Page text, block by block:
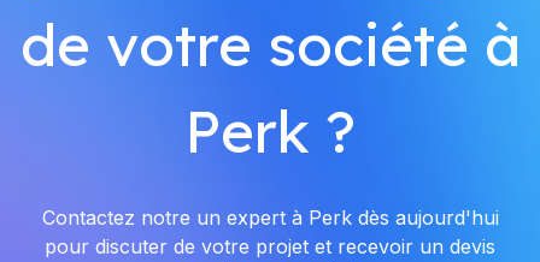
de votre société à
Perk ?
Contactez notre un expert à Perk dès aujourd'hui
pour discuter de votre projet et recevoir un devis